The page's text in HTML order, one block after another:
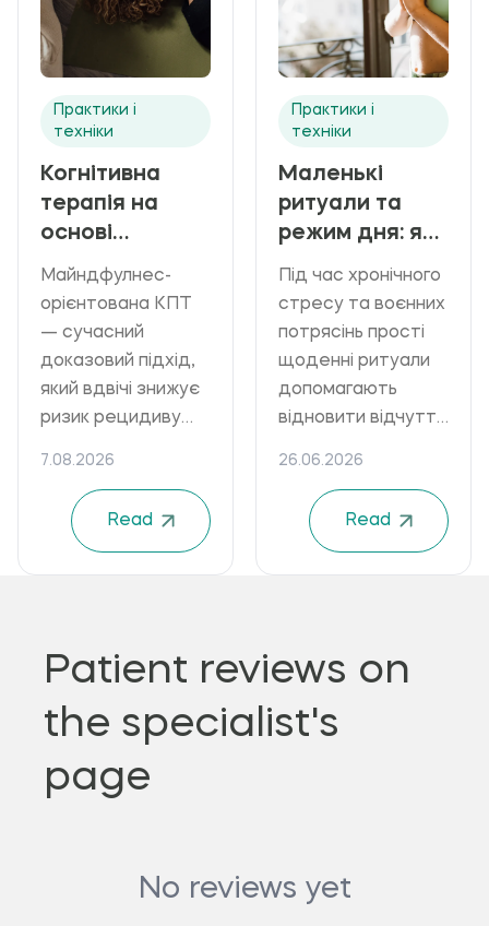
Практики і
техніки
Когнітивна
терапія на
основі
майндфулнес
(MBCT): що це і
як працює
Майндфулнес-
орієнтована КПТ
— сучасний
доказовий підхід,
який вдвічі знижує
ризик рецидиву
демонструє
ефективність при
і коли варто
звернутися до
психотерапевта
7.08.2026
Read
Практики і
техніки
Маленькі
ритуали та
режим дня: як
повернути
контролю
Під час хронічного
стресу та воєнних
потрясінь прості
щоденні ритуали
допомагають
відновити відчуття
Дізнайтеся, які
практики
26.06.2026
Read
Patient reviews on
the specialist's
page
No reviews yet